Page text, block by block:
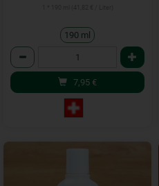
190 ml
Anzahl
7,95 €